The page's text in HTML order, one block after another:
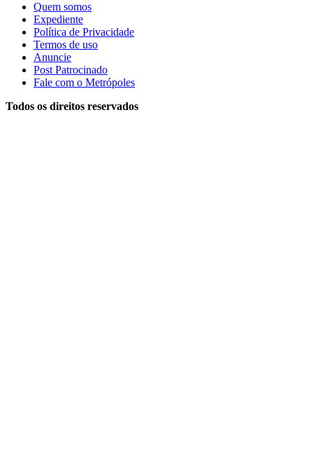
Quem somos
Expediente
Política de Privacidade
Termos de uso
Anuncie
Post Patrocinado
Fale com o Metrópoles
Todos os direitos reservados